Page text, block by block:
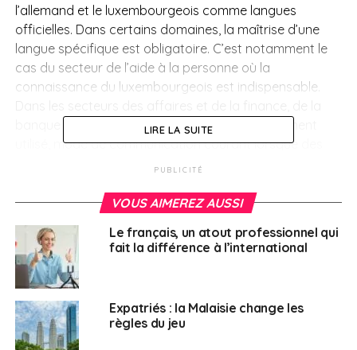
l’allemand et le luxembourgeois comme langues
officielles. Dans certains domaines, la maîtrise d’une
langue spécifique est obligatoire. C’est notamment le
cas du secteur de l’aide à la personne où la
connaissance du luxembourgeois est indispensable.
banque et de l’industrie, l’anglais est principalement
utilisé, mode de communication courant lorsque des
salariés de plusieurs nationalités travaillent ensemble.
Où travailler ?
Les principaux employeurs du Luxembourg se trouvent
dans les services financiers et l’assurance. Les secteurs
de l’aérospatial, de la logistique, de l’équipement
automobile, des technologies de l’information et de la
communication (TIC) et des sciences de la vie sont
également très dynamiques. Les Français sont
LIRE LA SUITE
PUBLICITÉ
VOUS AIMEREZ AUSSI
Le français, un atout professionnel qui
fait la différence à l’international
Expatriés : la Malaisie change les
règles du jeu